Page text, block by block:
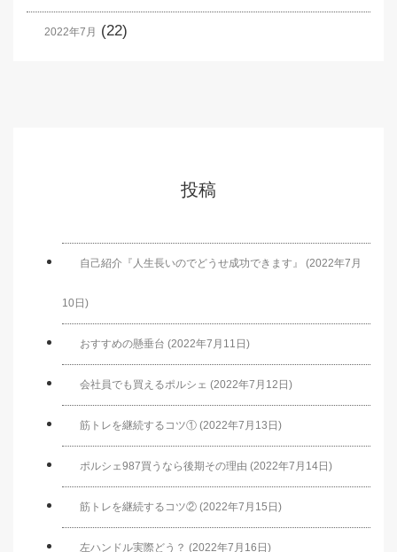
2022年7月 (22)
投稿
自己紹介『人生長いのでどうせ成功できます』 (2022年7月
10日)
おすすめの懸垂台 (2022年7月11日)
会社員でも買えるポルシェ (2022年7月12日)
筋トレを継続するコツ① (2022年7月13日)
ポルシェ987買うなら後期その理由 (2022年7月14日)
筋トレを継続するコツ② (2022年7月15日)
左ハンドル実際どう？ (2022年7月16日)